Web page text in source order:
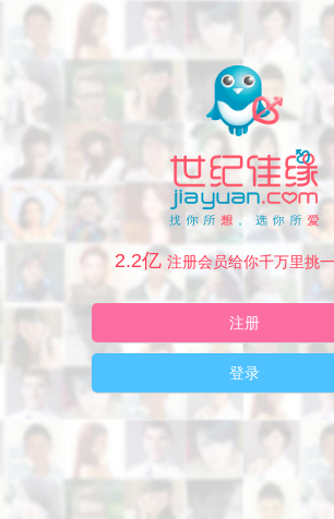
2.2亿 注册会员给你千万里挑
注册
登录